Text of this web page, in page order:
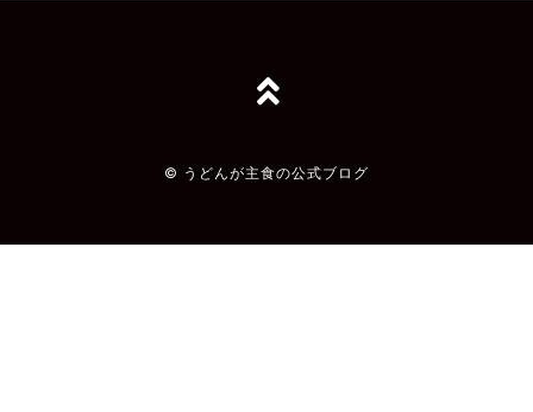
TOPへ
© うどんが主食の公式ブログ